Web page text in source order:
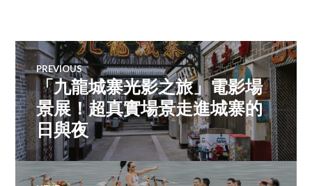
Post
navigation
PREVIOUS
Previous
post:
「九龍城寨光影之旅」電影場
景展！超真實場景走進城寨的
日與夜